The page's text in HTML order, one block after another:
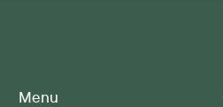
Menu